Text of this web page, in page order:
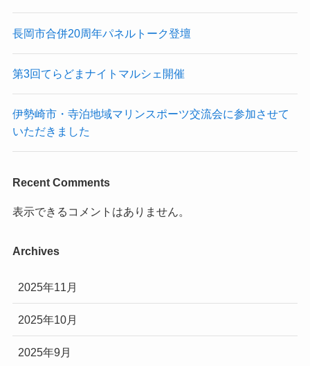
長岡市合併20周年パネルトーク登壇
第3回てらどまナイトマルシェ開催
伊勢崎市・寺泊地域マリンスポーツ交流会に参加させて
いただきました
Recent Comments
表示できるコメントはありません。
Archives
2025年11月
2025年10月
2025年9月